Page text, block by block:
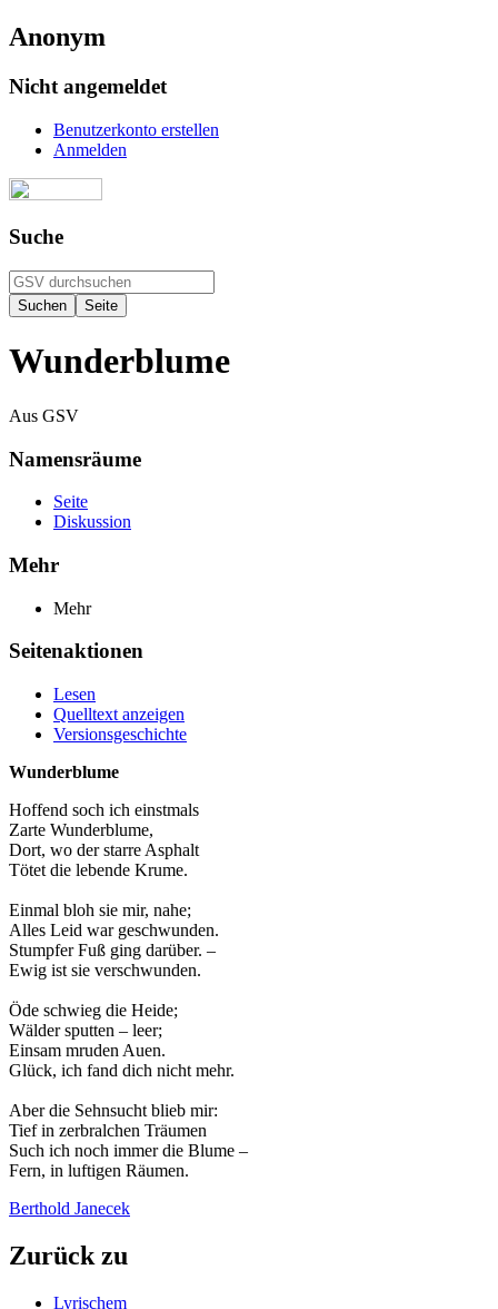
Anonym
Nicht angemeldet
Benutzerkonto erstellen
Anmelden
Suche
Wunderblume
Aus GSV
Namensräume
Seite
Diskussion
Mehr
Mehr
Seitenaktionen
Lesen
Quelltext anzeigen
Versionsgeschichte
Wunderblume
Hoffend soch ich einstmals
Zarte Wunderblume,
Dort, wo der starre Asphalt
Tötet die lebende Krume.
Einmal bloh sie mir, nahe;
Alles Leid war geschwunden.
Stumpfer Fuß ging darüber. –
Ewig ist sie verschwunden.
Öde schwieg die Heide;
Wälder sputten – leer;
Einsam mruden Auen.
Glück, ich fand dich nicht mehr.
Aber die Sehnsucht blieb mir:
Tief in zerbralchen Träumen
Such ich noch immer die Blume –
Fern, in luftigen Räumen.
Berthold Janecek
Zurück zu
Lyrischem